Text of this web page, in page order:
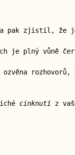
a pak zjistil, že
je plný vůně
rozhovorů,
cinknutí z